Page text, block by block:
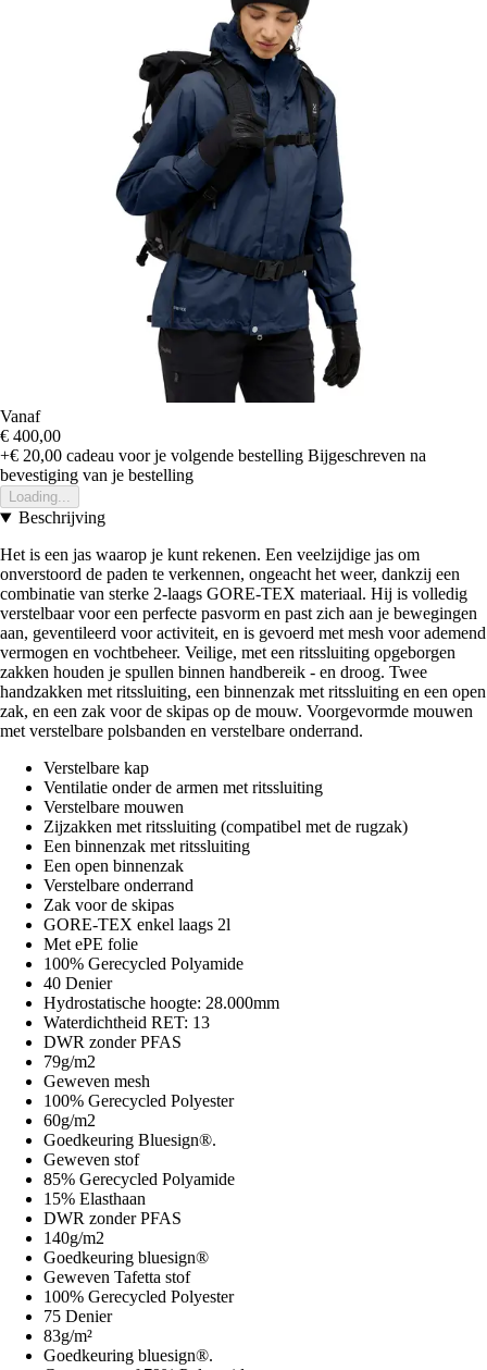
Vanaf
€ 400,00
+€ 20,00 cadeau voor je volgende bestelling Bijgeschreven na
bevestiging van je bestelling
Loading...
Beschrijving
Het is een jas waarop je kunt rekenen. Een veelzijdige jas om
onverstoord de paden te verkennen, ongeacht het weer, dankzij een
combinatie van sterke 2-laags GORE-TEX materiaal. Hij is volledig
verstelbaar voor een perfecte pasvorm en past zich aan je bewegingen
aan, geventileerd voor activiteit, en is gevoerd met mesh voor ademend
vermogen en vochtbeheer. Veilige, met een ritssluiting opgeborgen
zakken houden je spullen binnen handbereik - en droog. Twee
handzakken met ritssluiting, een binnenzak met ritssluiting en een open
zak, en een zak voor de skipas op de mouw. Voorgevormde mouwen
met verstelbare polsbanden en verstelbare onderrand.
Verstelbare kap
Ventilatie onder de armen met ritssluiting
Verstelbare mouwen
Zijzakken met ritssluiting (compatibel met de rugzak)
Een binnenzak met ritssluiting
Een open binnenzak
Verstelbare onderrand
Zak voor de skipas
GORE-TEX enkel laags 2l
Met ePE folie
100% Gerecycled Polyamide
40 Denier
Hydrostatische hoogte: 28.000mm
Waterdichtheid RET: 13
DWR zonder PFAS
79g/m2
Geweven mesh
100% Gerecycled Polyester
60g/m2
Goedkeuring Bluesign®.
Geweven stof
85% Gerecycled Polyamide
15% Elasthaan
DWR zonder PFAS
140g/m2
Goedkeuring bluesign®
Geweven Tafetta stof
100% Gerecycled Polyester
75 Denier
83g/m²
Goedkeuring bluesign®.